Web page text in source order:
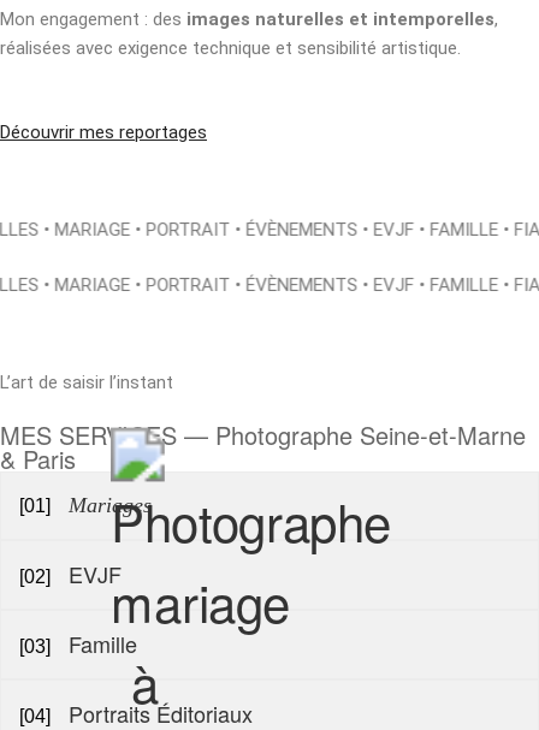
Mon engagement : des images naturelles et intemporelles,
réalisées avec exigence technique et sensibilité artistique.
Découvrir mes reportages
• MARIAGE • PORTRAIT • ÉVÈNEMENTS • EVJF • FAMILLE •
• MARIAGE • PORTRAIT • ÉVÈNEMENTS • EVJF • FAMILLE •
L’art de saisir l’instant
MES SERVICES — Photographe Seine-et-Marne
& Paris
[01] Mariages
[02] EVJF
[03] Famille
[04] Portraits Éditoriaux